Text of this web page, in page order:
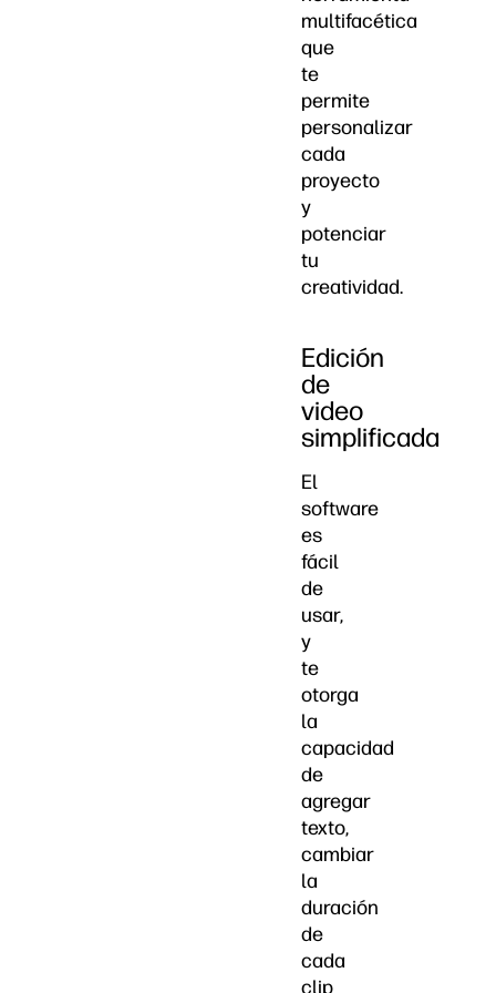
multifacética
que
te
permite
personalizar
cada
proyecto
y
potenciar
tu
creatividad.
Edición
de
video
simplificada
El
software
es
fácil
de
usar,
y
te
otorga
la
capacidad
de
agregar
texto,
cambiar
la
duración
de
cada
clip